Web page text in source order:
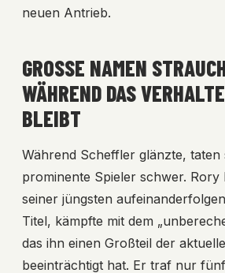
neuen Antrieb.
GROSSE NAMEN
ÄHREND DAS
LEIBT
Während Scheffler glänzte, taten
prominente Spieler schwer.
seiner jüngsten
Titel, kämpfte mit dem
das ihn einen Großteil der
beeinträchtigt hat. Er traf nur